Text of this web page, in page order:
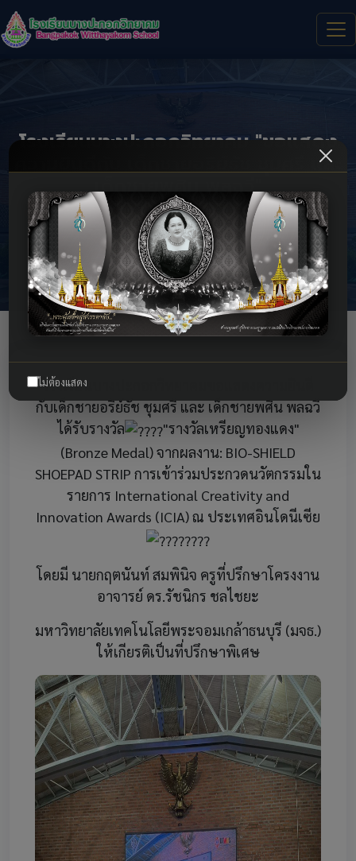
ไม่ต้องแสดง
โรงเรียนบางปะกอกวิทยาคม "ขอแสดง
ความยินดีกับ เด็กชายอริย์ธัช ชุมศรี และ
เด็กชายพศิน พลฉวี"
โรงเรียนบางปะกอกวิทยาคม "ขอแสดงความยินดีกับ เด็กชายอริย์
ธัช ชุมศรี และ เด็กชายพศิน พลฉวี"
หน้าแรก กิจกรรม รายละเอียด
โรงเรียนบางปะกอกวิทยาคมขอแสดงความยินดี
กับเด็กชายอริย์ธัช ชุมศรี และ เด็กชายพศิน พลฉวี
ได้รับรางวัล
"รางวัลเหรียญทองแดง"
(Bronze Medal) จากผลงาน: BIO-SHIELD
SHOEPAD STRIP การเข้าร่วมประกวดนวัตกรรมใน
รายการ International Creativity and
Innovation Awards (ICIA) ณ ประเทศอินโดนีเซีย
โดยมี นายกฤตนันท์ สมพินิจ ครูที่ปรึกษาโครงงาน
อาจารย์ ดร.รัชนิกร ชลไชยะ
มหาวิทยาลัยเทคโนโลยีพระจอมเกล้าธนบุรี (มจธ.)
ให้เกียรติเป็นที่ปรึกษาพิเศษ